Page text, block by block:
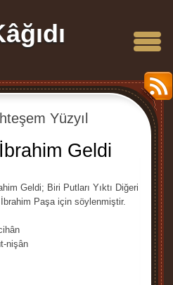
Yüzyıl
Geldi
Geldi; Biri Putları Yıktı Diğeri
İbrahim Paşa için söylenmiştir.
nişân